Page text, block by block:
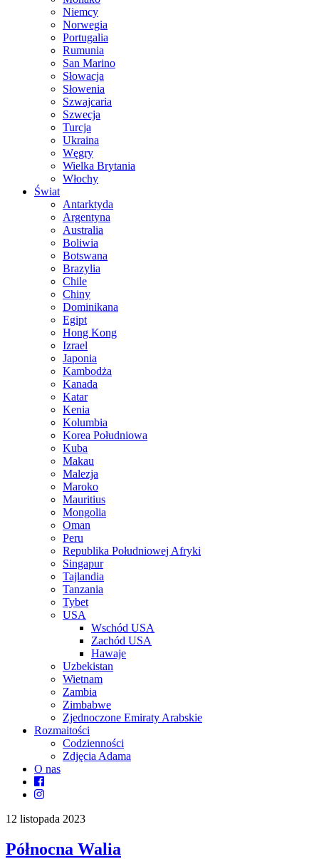
Niemcy
Norwegia
Portugalia
Rumunia
San Marino
Słowacja
Słowenia
Szwajcaria
Szwecja
Turcja
Ukraina
Węgry
Wielka Brytania
Włochy
Świat
Antarktyda
Argentyna
Australia
Boliwia
Botswana
Brazylia
Chile
Chiny
Dominikana
Egipt
Hong Kong
Izrael
Japonia
Kambodża
Kanada
Katar
Kenia
Kolumbia
Korea Południowa
Kuba
Makau
Malezja
Maroko
Mauritius
Mongolia
Oman
Peru
Republika Południowej Afryki
Singapur
Tajlandia
Tanzania
Tybet
USA
Wschód USA
Zachód USA
Hawaje
Uzbekistan
Wietnam
Zambia
Zimbabwe
Zjednoczone Emiraty Arabskie
Rozmaitości
Codzienności
Zdjęcia Adama
O nas
12 listopada 2023
Północna Walia